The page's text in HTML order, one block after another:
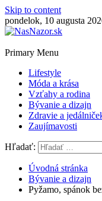
Skip to content
pondelok, 10 augusta
Primary Menu
Lifestyle
Móda a krása
Vzťahy a rodina
Bývanie a dizajn
Zdravie a
Zaujímavosti
Hľadať:
Úvodná stránka
Bývanie a dizajn
Pyžamo, spánok